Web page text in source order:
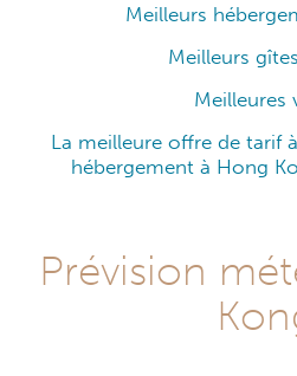
Meilleurs
Meilleurs
Meilleures
La meilleure offre de tarif
hébergement à Hong
Prévision